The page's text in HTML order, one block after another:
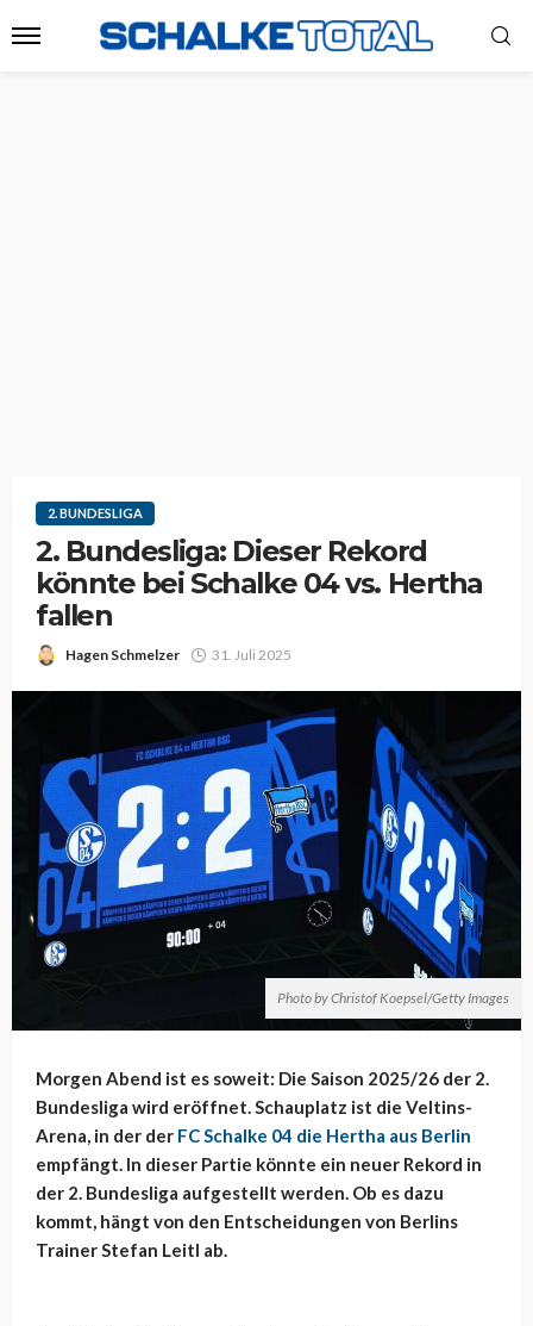
2. BUNDESLIGA
2. Bundesliga: Dieser Rekord
könnte bei Schalke 04 vs. Hertha
fallen
Hagen Schmelzer 31. Juli 2025
Photo by Christof Koepsel/Getty Images
Morgen Abend ist es soweit: Die Saison 2025/26 der 2.
Bundesliga wird eröffnet. Schauplatz ist die Veltins-
Arena, in der der FC Schalke 04 die Hertha aus Berlin
empfängt. In dieser Partie könnte ein neuer Rekord in
der 2. Bundesliga aufgestellt werden. Ob es dazu
kommt, hängt von den Entscheidungen von Berlins
Trainer Stefan Leitl ab.